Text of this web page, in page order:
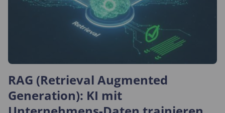
RAG (Retrieval Augmented
Generation): KI mit